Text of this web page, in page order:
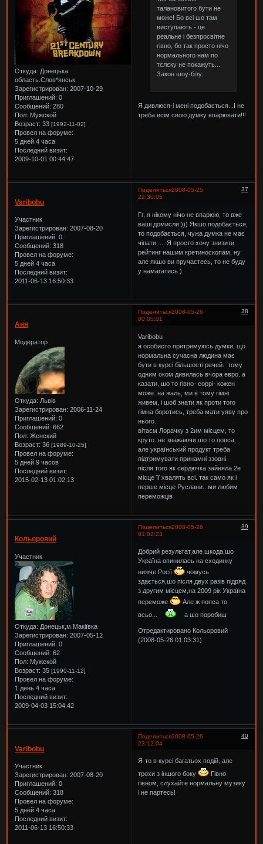
Откуда: Донецька
область.Слов*янськ
Зарегистрирован: 2007-10-29
Приглашений: 0
Сообщений: 280
Пол: Мужской
Возраст: 33[1992-11-02]
Провел на форуме:
5 дней 4 часа
Последний визит:
2009-10-01 00:44:47
талановитого бути не
може! Бо всі шо там
виступають - це
реальне і безпросвітне
гівно, бо так просто нічо
нормального нам по
тєлєку не покажуть...
Закон шоу-бізу...
Я дивлюся-і мені подобається...І не
треба всім свою думку впарювати!!!
Поделиться 37
2008-05-25
22:30:05
Varibobu
Участник
Зарегистрирован: 2007-08-20
Приглашений: 0
Сообщений: 318
Провел на форуме:
5 дней 4 часа
Последний визит:
2011-06-13 16:50:33
Гг, я нікому нічо не впарюю, то вже
ваші домисли ))) Якшо подобається,
то подобається, чужа думка не має
чіпати .... Я просто хочу знизити
рейтинг нашим кретиноскопам, ну
але якшо ви пручаєтесь, то не буду
у намагатись )
Поделиться 38
2008-05-26
00:05:01
Аня
Модератор
Откуда: Львів
Зарегистрирован: 2006-11-24
Приглашений: 0
Сообщений: 662
Пол: Женский
Возраст: 36[1989-10-25]
Провел на форуме:
5 дней 9 часов
Последний визит:
2015-02-13 01:02:13
Varibobu
я особисто притримуюсь думки, що
нормальна сучасна людина має
бути в курсі більшості речей. тому
одним оком дивилась вчора евро. а
казати, шо то гівно- соррі- кожен
може. на жаль, ми в тому гімні
живем, і шоб знати як проти того
гімна боротись, треба мати уяву про
нього.
вітаєм Лорачку з 2им місцем, то
круто. не зважаючи шо то попса,
але український продукт треба
підтримувати принамні ззовні.
після того як сердючка зайняла 2е
місце її хвалять всі. так само як і
перше місце Руслани.. ми любим
переможців
Поделиться 39
2008-05-26
01:02:23
Кольоровий
Участник
Откуда: Донецьк,м.Макіївка
Зарегистрирован: 2007-05-12
Приглашений: 0
Сообщений: 62
Пол: Мужской
Возраст: 35[1990-11-12]
Провел на форуме:
1 день 4 часа
Последний визит:
2009-04-03 15:04:42
Добрий результат,але шкода,шо
Україна опинилась на сходинку
нижче Росії
чомусь
здається,шо після двух разів підряд
з другим місцем,на 2009 рік Україна
переможе
Але ж попса то
всьо...
а шо поробиш
Отредактировано Кольоровий
(2008-05-26 01:03:31)
Поделиться 40
2008-05-26
23:12:04
Varibobu
Участник
Зарегистрирован: 2007-08-20
Приглашений: 0
Сообщений: 318
Провел на форуме:
5 дней 4 часа
Последний визит:
2011-06-13 16:50:33
Я-то в курсі багатьох подій, але
трохи з іншого боку
Гівно
гівном, слухайте нормальну музику
і не партесь!